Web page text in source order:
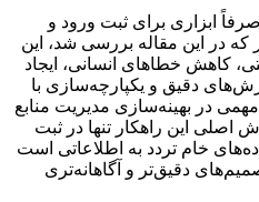
صرفاً ابزاری برای ثبت ورود و
در این مقاله بررسی شد، این
کاهش خطاهای انسانی، ایجاد
دقیق و یکپارچه‌سازی با
در بهینه‌سازی مدیریت منابع
اصلی این راهکار تنها در ثبت
خام تردد به اطلاعاتی است
دقیق‌تر و آگاهانه‌تری